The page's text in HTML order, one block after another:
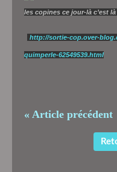
les copines ce jour-là c’est là
http://sortie-cop.over-
quimperle-62549539.html
« Article précédent